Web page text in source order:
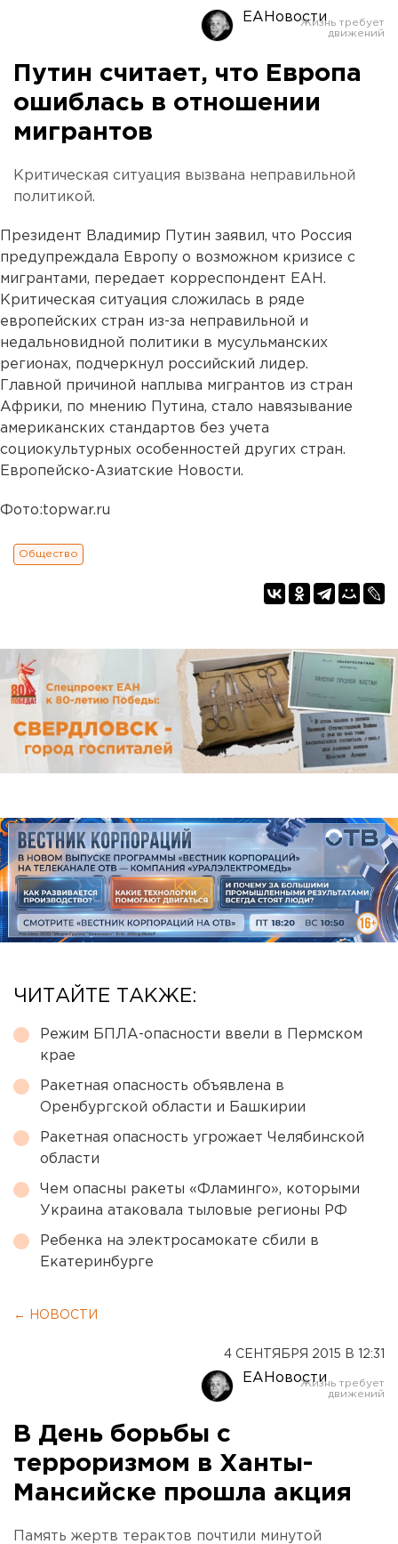
ЕАНовости
Путин считает, что Европа
ошиблась в отношении
мигрантов
Критическая ситуация вызвана неправильной
политикой.
Президент Владимир Путин заявил, что Россия
предупреждала Европу о возможном кризисе с
мигрантами, передает корреспондент ЕАН.
Критическая ситуация сложилась в ряде
европейских стран из-за неправильной и
недальновидной политики в мусульманских
регионах, подчеркнул российский лидер.
Главной причиной наплыва мигрантов из стран
Африки, по мнению Путина, стало навязывание
американских стандартов без учета
социокультурных особенностей других стран.
Европейско-Азиатские Новости.
Фото:topwar.ru
Общество
ЧИТАЙТЕ ТАКЖЕ:
Режим БПЛА-опасности ввели в Пермском
крае
Ракетная опасность объявлена в
Оренбургской области и Башкирии
Ракетная опасность угрожает Челябинской
области
Чем опасны ракеты «Фламинго», которыми
Украина атаковала тыловые регионы РФ
Ребенка на электросамокате сбили в
Екатеринбурге
← НОВОСТИ
4 СЕНТЯБРЯ 2015 В 12:31
ЕАНовости
В День борьбы с
терроризмом в Ханты-
Мансийске прошла акция
Память жертв терактов почтили минутой